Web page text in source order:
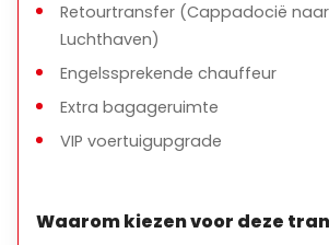
Retourtransfer (Cappadocië
Luchthaven)
Engelssprekende chauffeur
Extra bagageruimte
VIP voertuigupgrade
Waarom kiezen voor deze